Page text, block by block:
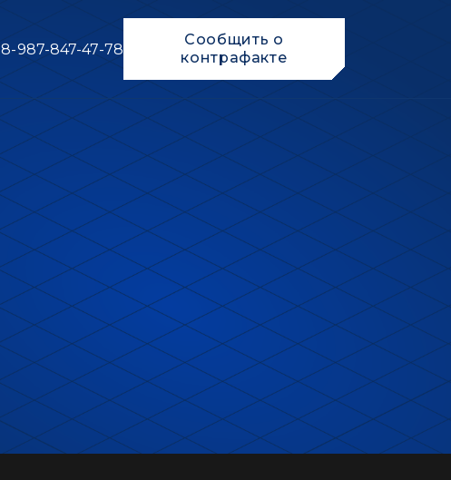
8-987-847-47-78
Сообщить о
контрафакте